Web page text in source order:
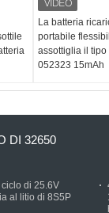
La batteria
portabile
assottiglia il tipo
052323 15mAh
DI 32650
di 25.6V
al litio di 8S5P